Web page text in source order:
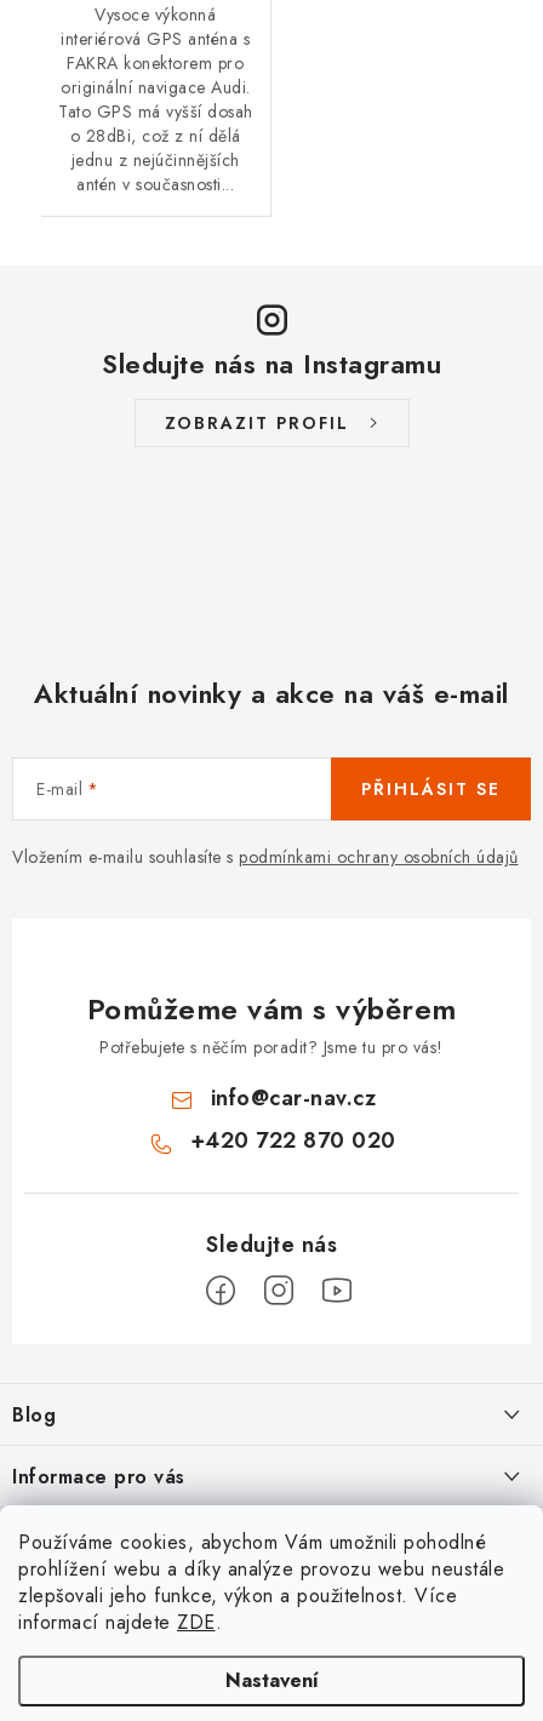
Používáme cookies, abychom Vám umožnili pohodlné
prohlížení webu a díky analýze provozu webu neustále
zlepšovali jeho funkce, výkon a použitelnost. Více
informací najdete ZDE.
Nastavení
Vysoce výkonná
interiérová GPS anténa s
FAKRA konektorem pro
originální navigace Audi.
Tato GPS má vyšší dosah
o 28dBi, což z ní dělá
jednu z nejúčinnějších
antén v současnosti...
Sledujte nás na Instagramu
ZOBRAZIT PROFIL
Aktuální novinky a akce na váš e-mail
E-mail
Vložením e-mailu souhlasíte s podmínkami ochrany osobních údajů
PŘIHLÁSIT SE
Pomůžeme vám s výběrem
Potřebujete s něčím poradit? Jsme tu pro vás!
info@car-nav.cz
+420 722 870 020
p
a
t
Blog
Škoad Karoq - Škoda Amundsen MIB3 aktualizace map a kódování
VW Passat 3G (B8) FL - bezdrátový App-Connect VW Discover
Media MIB3
Informace pro vás
Podmínky ochrany osobních údajů
Obchodní podmínky
Moje objednávka
Kontakty
Facebook
Přihlášení